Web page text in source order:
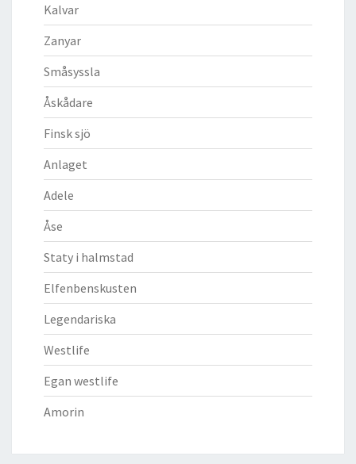
Kalvar
Zanyar
Småsyssla
Åskådare
Finsk sjö
Anlaget
Adele
Åse
Staty i halmstad
Elfenbenskusten
Legendariska
Westlife
Egan westlife
Amorin